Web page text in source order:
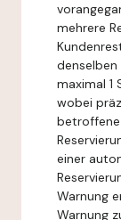
mehrere
denselben
maximal 1
wobei
betroffene
einer
Warnung
Warnung